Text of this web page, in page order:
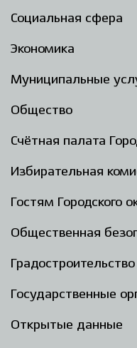
Социальная сфера
Экономика
Муниципальные
Общество
Счётная палата
Избирательная
Гостям Городского
Общественная
Государственные
Открытые данные